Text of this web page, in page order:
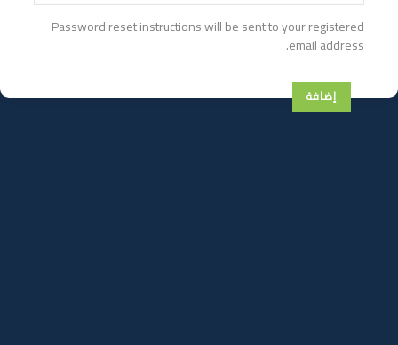
Password reset instructions will be sent to your registered
email address.